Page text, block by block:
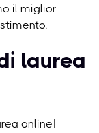
il miglior
laurea
online]